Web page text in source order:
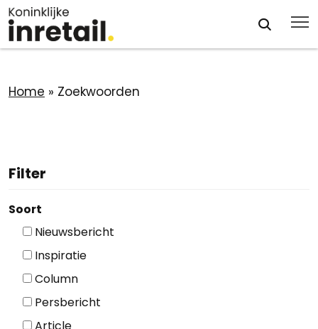
Home » Zoekwoorden
Filter
Soort
Nieuwsbericht
Inspiratie
Column
Persbericht